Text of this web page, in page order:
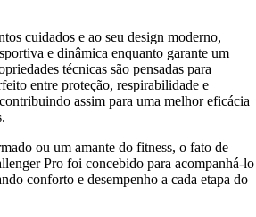
cuidados e ao seu design moderno,
e dinâmica enquanto garante um
técnicas são pensadas para
entre proteção, respirabilidade e
assim para uma melhor eficácia
ou um amante do fitness, o fato de
Pro foi concebido para acompanhá-lo
conforto e desempenho a cada etapa do